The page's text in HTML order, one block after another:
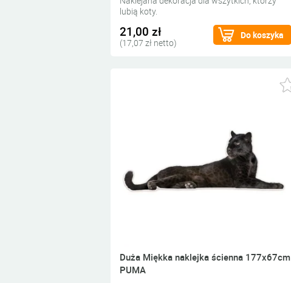
lubią koty.
21,00 zł
(17,07 zł netto)
Do koszyka
Duża Miękka naklejka ścienna 177x67cm
PUMA